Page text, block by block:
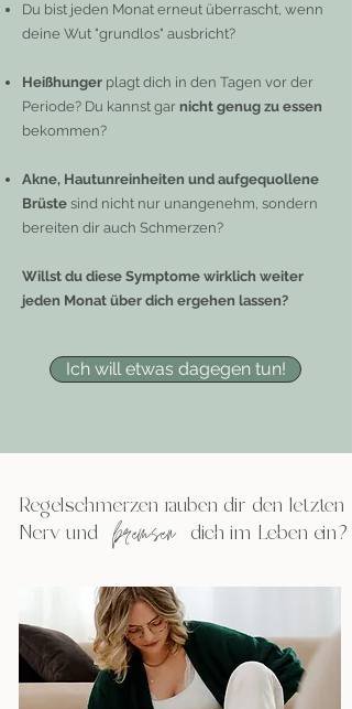
Du bist jeden Monat erneut überrascht, wenn
deine Wut "grundlos" ausbricht?
Heißhunger plagt dich in den Tagen vor der
Periode? Du kannst gar nicht genug zu essen
bekommen?
​Akne, Hautunreinheiten und aufgequollene
Brüste sind nicht nur unangenehm, sondern
bereiten dir auch Schmerzen?
Willst du diese Symptome wirklich weiter
jeden Monat über dich ergehen lassen?
Ich will etwas dagegen tun!
Regelschmerzen rauben dir den letzten
Nerv und dich im Leben ein?
bremsen
formenko_ph.de